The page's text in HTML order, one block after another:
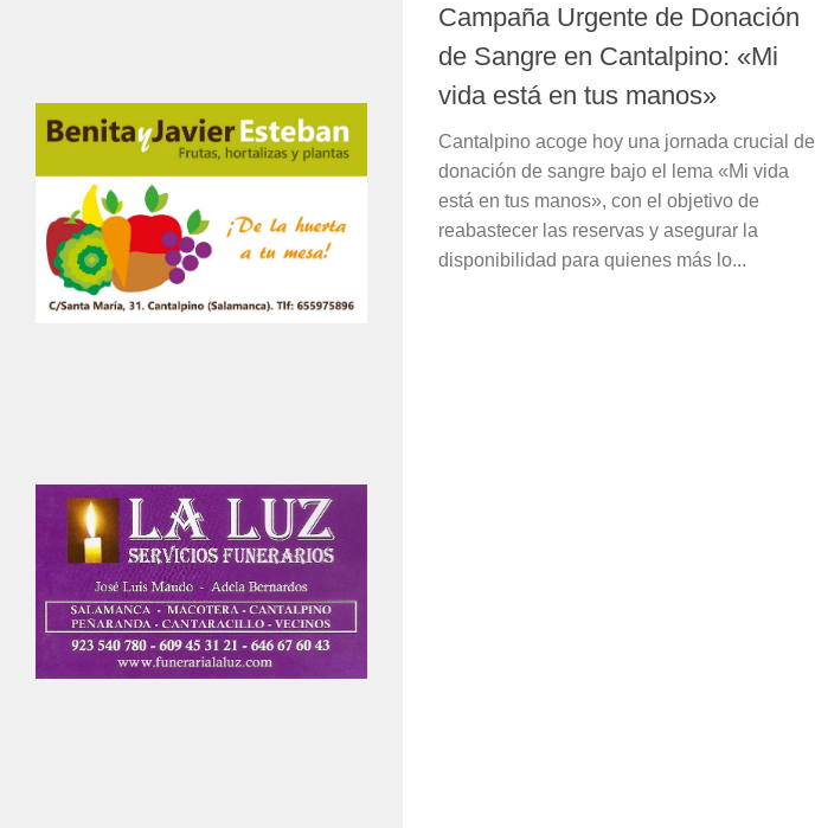
Campaña Urgente de Donación
de Sangre en Cantalpino: «Mi
vida está en tus manos»
Cantalpino acoge hoy una jornada crucial de
donación de sangre bajo el lema «Mi vida
está en tus manos», con el objetivo de
reabastecer las reservas y asegurar la
disponibilidad para quienes más lo...